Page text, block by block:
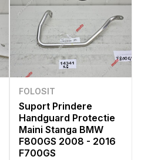
FOLOSIT
Suport Prindere
Handguard Protectie
Maini Stanga BMW
F800GS 2008 - 2016
F700GS